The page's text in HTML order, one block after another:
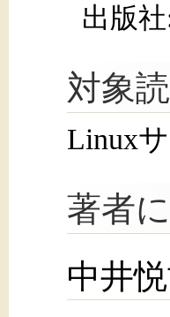
出版
対象
Linux
著者
中井悦